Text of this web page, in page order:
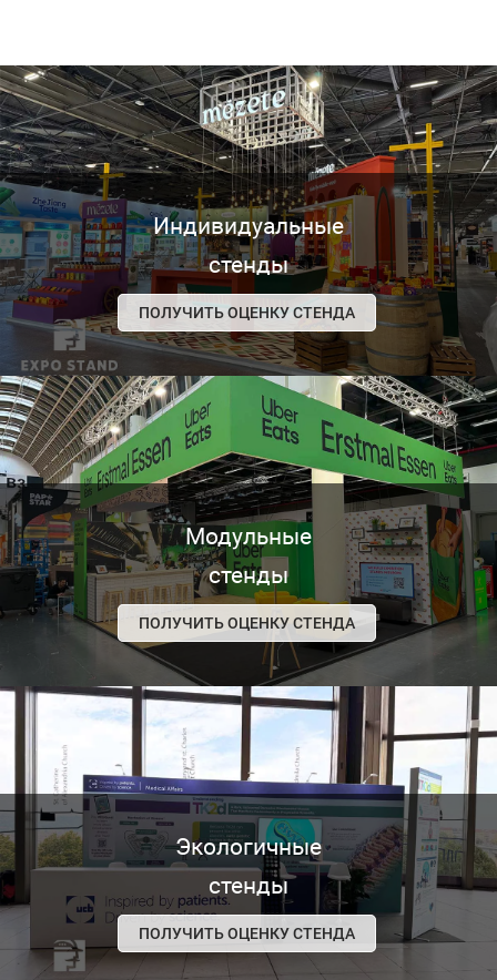
Индивидуальные
стенды
ПОЛУЧИТЬ ОЦЕНКУ СТЕНДА
Модульные
стенды
ПОЛУЧИТЬ ОЦЕНКУ СТЕНДА
Экологичные
стенды
ПОЛУЧИТЬ ОЦЕНКУ СТЕНДА